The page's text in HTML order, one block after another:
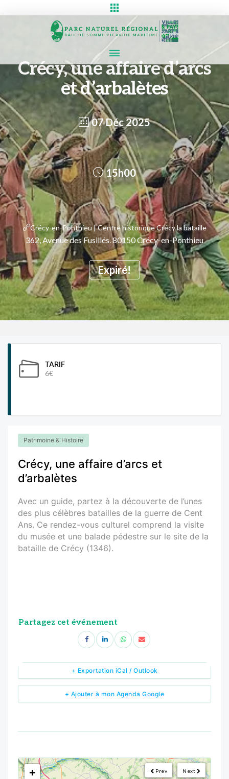
Crécy, une affaire d’arcs
et d’arbalètes
07 Déc 2025
Expiré!
15h00
Crécy-en-Ponthieu | Centre historique Crécy la bataille
362, Avenue des Fusillés. 80150 Crécy-en-Ponthieu
TARIF
6€
Patrimoine & Histoire
Crécy, une affaire d’arcs et
d’arbalètes
Avec un guide, partez à la découverte de l’unes
des plus célèbres batailles de la guerre de Cent
Ans. Ce rendez-vous culturel comprend la visite
du musée et une balade pédestre sur le site de la
bataille de Crécy (1346).
Partagez cet événement
+ Ajouter à mon Agenda Google
+ Exportation iCal / Outlook
Next
Prev
<!---->
+